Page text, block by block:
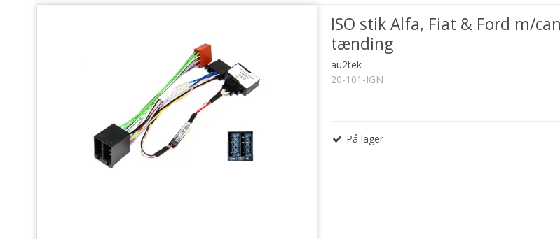
ISO stik Alfa, Fiat & Ford m/
tænding
au2tek
20-101-IGN
På lager